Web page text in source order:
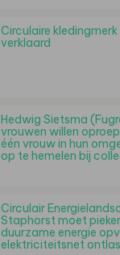
Circulaire
verklaard
Hedwig Sietsma
vrouwen willen
één vrouw in hun
op te hemelen bij
Circulair
Staphorst moet
duurzame energie
elektriciteitsnet